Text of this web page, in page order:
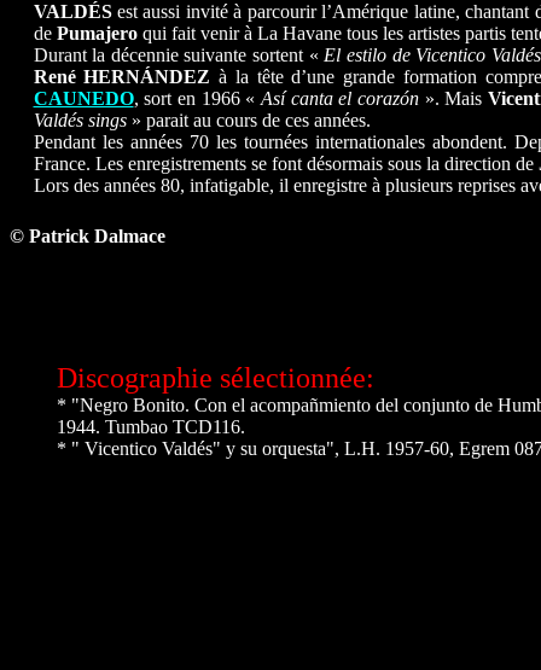
VALDÉSest aussi invité à parcourir l’Amérique latine,
de Pumajeroqui fait venir à La Havane tous les artistes partis
Durant la décennie suivante sortent « El estilo de Vicentico Valdés
René HERNÁNDEZ à la tête d’une grande formation
CAUNEDO, sort en 1966 « Así canta el corazón». Mais
Valdés sings » parait au cours de ces années.
Pendant les années 70 les tournées internationales abondent.
France. Les enregistrements se font désormais sous la direction de
Lors des années 80, infatigable, il enregistre à plusieurs reprises
© Patrick Dalmace
Discographie sélectionnée:
* "Negro Bonito. Con el acompañmiento del conjunto de
1944. Tumbao TCD116.
* " Vicentico Valdés" y su orquesta", L.H. 1957-60, Egrem